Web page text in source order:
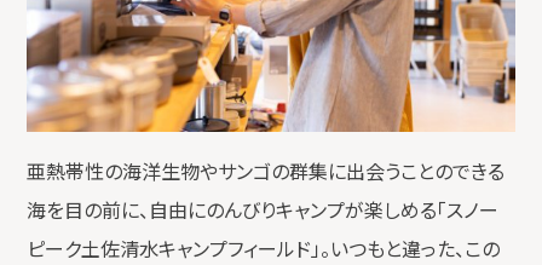
亜熱帯性の海洋生物やサンゴの群集に出会うことのできる
海を目の前に、自由にのんびりキャンプが楽しめる「スノー
ピーク土佐清水キャンプフィールド」。いつもと違った、この